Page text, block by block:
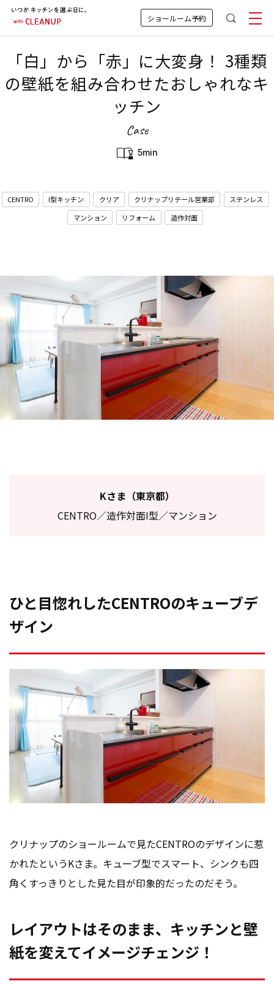
ショールーム予約
「白」から「赤」に大変身！ 3種類
の壁紙を組み合わせたおしゃれなキ
ッチン
Case
5min
CENTRO I型キッチン クリア クリナップリテール営業部
ステンレス
マンション
リフォーム 造作対面
Kさま（東京都）
CENTRO／造作対面I型／マンション
ひと目惚れしたCENTROのキューブデ
ザイン
クリナップのショールームで見たCENTROのデザインに惹
かれたというKさま。キューブ型でスマート、シンクも四
角くすっきりとした見た目が印象的だったのだそう。
レイアウトはそのまま、キッチンと壁
紙を変えてイメージチェンジ！